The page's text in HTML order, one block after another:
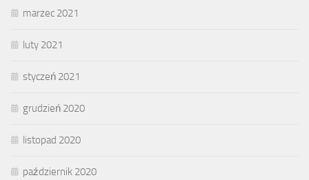
marzec 2021
luty 2021
styczeń 2021
grudzień 2020
listopad 2020
październik 2020